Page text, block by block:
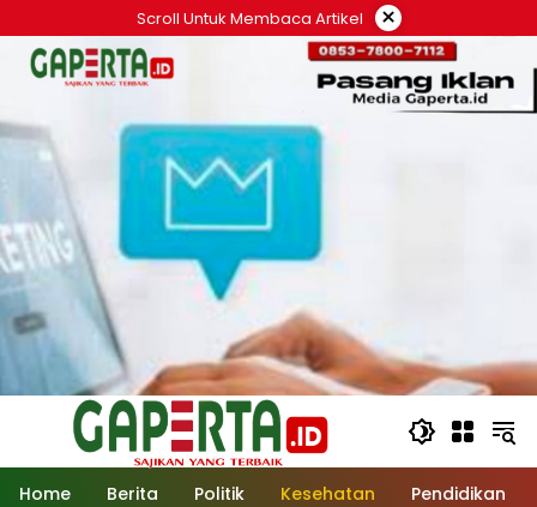
ke
konten
Scroll Untuk Membaca Artikel ×
Home Berita Politik Kesehatan Pendidikan